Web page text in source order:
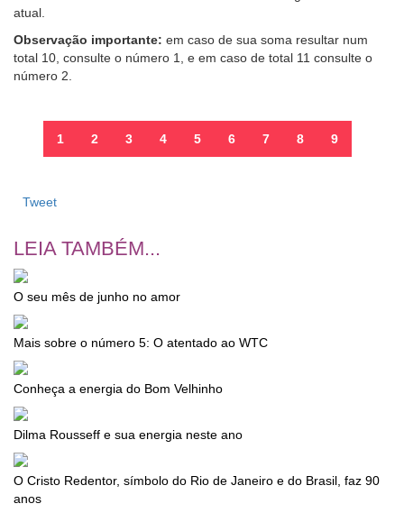
atual.
Observação importante: em caso de sua soma resultar num
total 10, consulte o número 1, e em caso de total 11 consulte o
número 2.
1 2 3 4 5 6 7 8 9
Tweet
LEIA TAMBÉM...
O seu mês de junho no amor
Mais sobre o número 5: O atentado ao WTC
Conheça a energia do Bom Velhinho
Dilma Rousseff e sua energia neste ano
O Cristo Redentor, símbolo do Rio de Janeiro e do Brasil, faz 90
anos